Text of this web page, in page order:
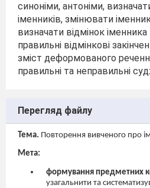
синоніми, антоніми,
іменників, змінювати
визначати відмінок
правильні відмінкові
зміст деформованого
правильні та неправильні
Перегляд файлу
Тема. Повторення вивченого про
Мета:
формування предметних
узагальнити та